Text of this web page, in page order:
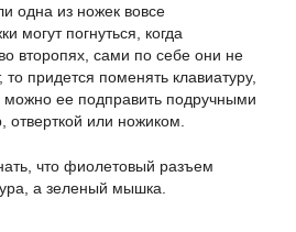
одна из ножек вовсе
могут погнуться, когда
второпях, сами по себе они не
то придется поменять клавиатуру,
можно ее подправить подручными
отверткой или ножиком.
что фиолетовый разъем
а зеленый мышка.